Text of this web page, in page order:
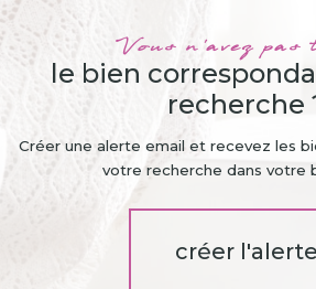
Vous n'avez pas
le bien
recherche
Créer une alerte email et recevez les
votre recherche dans votre
créer l'alerte